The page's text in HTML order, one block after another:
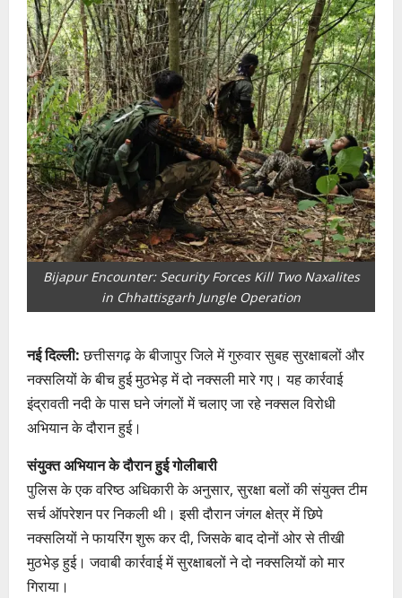
Bijapur Encounter: Security Forces Kill Two Naxalites
in Chhattisgarh Jungle Operation
नई दिल्ली:छत्तीसगढ़ के बीजापुर जिले में गुरुवार सुबह सुरक्षाबलों और
नक्सलियों के बीच हुई मुठभेड़ में दो नक्सली मारे गए। यह कार्रवाई
इंद्रावती नदी के पास घने जंगलों में चलाए जा रहे नक्सल विरोधी
अभियान के दौरान हुई।
संयुक्त अभियान के दौरान हुई गोलीबारी
पुलिस के एक वरिष्ठ अधिकारी के अनुसार, सुरक्षा बलों की संयुक्त टीम
सर्च ऑपरेशन पर निकली थी। इसी दौरान जंगल क्षेत्र में छिपे
नक्सलियों ने फायरिंग शुरू कर दी, जिसके बाद दोनों ओर से तीखी
मुठभेड़ हुई। जवाबी कार्रवाई में सुरक्षाबलों ने दो नक्सलियों को मार
गिराया।